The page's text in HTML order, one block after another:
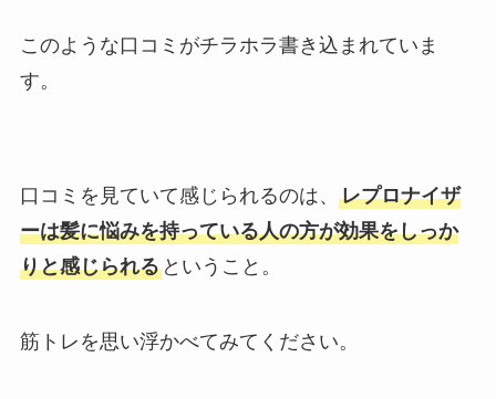
このような口コミがチラホラ書き込まれていま
す。
口コミを見ていて感じられるのは、 レプロナイザ
ーは髪に悩みを持っている人の方が効果をしっか
りと感じられるということ。
筋トレを思い浮かべてみてください。